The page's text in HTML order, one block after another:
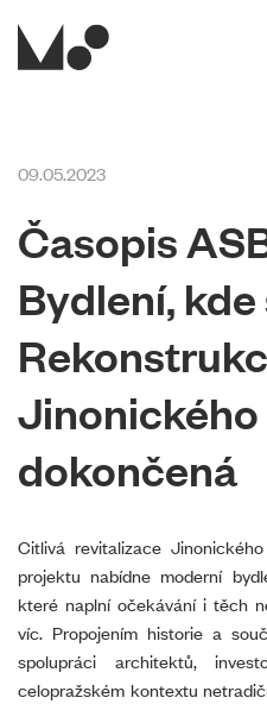
09.05.2023
Časopis
Bydlení,
Jinonického
dokončená
Citlivá revitalizace
projektu nabídne moderní
které naplní očekávání i těch
víc. Propojením historie a
spolupráci architektů,
celopražském kontextu